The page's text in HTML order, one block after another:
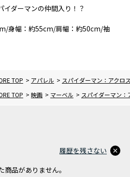
イダーマンの仲間入り！？
身幅：約55cm/肩幅：約50cm/袖
TOP > アパレル > スパイダーマン：アクロ
TOP > 映画 > マーベル > スパイダーマン
商品がありません。
履歴を残さない